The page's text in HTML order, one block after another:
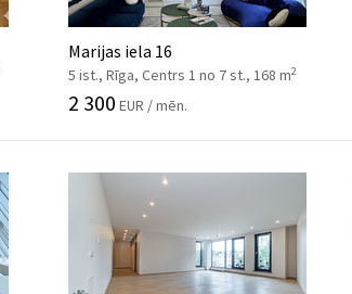
Marijas iela 16
5 ist., Rīga, Centrs 1 no 7 st., 168 m2
2 300 EUR / mēn.